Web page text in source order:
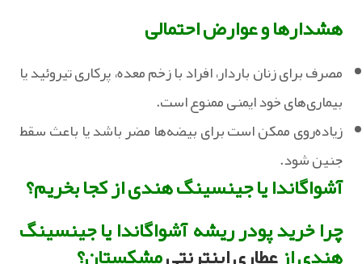
هشدارها و عوارض احتمالی
مصرف برای زنان باردار، افراد با زخم معده، پرکاری تیروئید یا
بیماری‌های خود ایمنی ممنوع است.
زیاده‌روی ممکن است برای بیضه‌ها مضر باشد یا باعث سقط
جنین شود.
آشواگاندا یا جینسینگ هندی از کجا بخریم؟
چرا خرید پودر ریشه آشواگاندا یا جینسینگ